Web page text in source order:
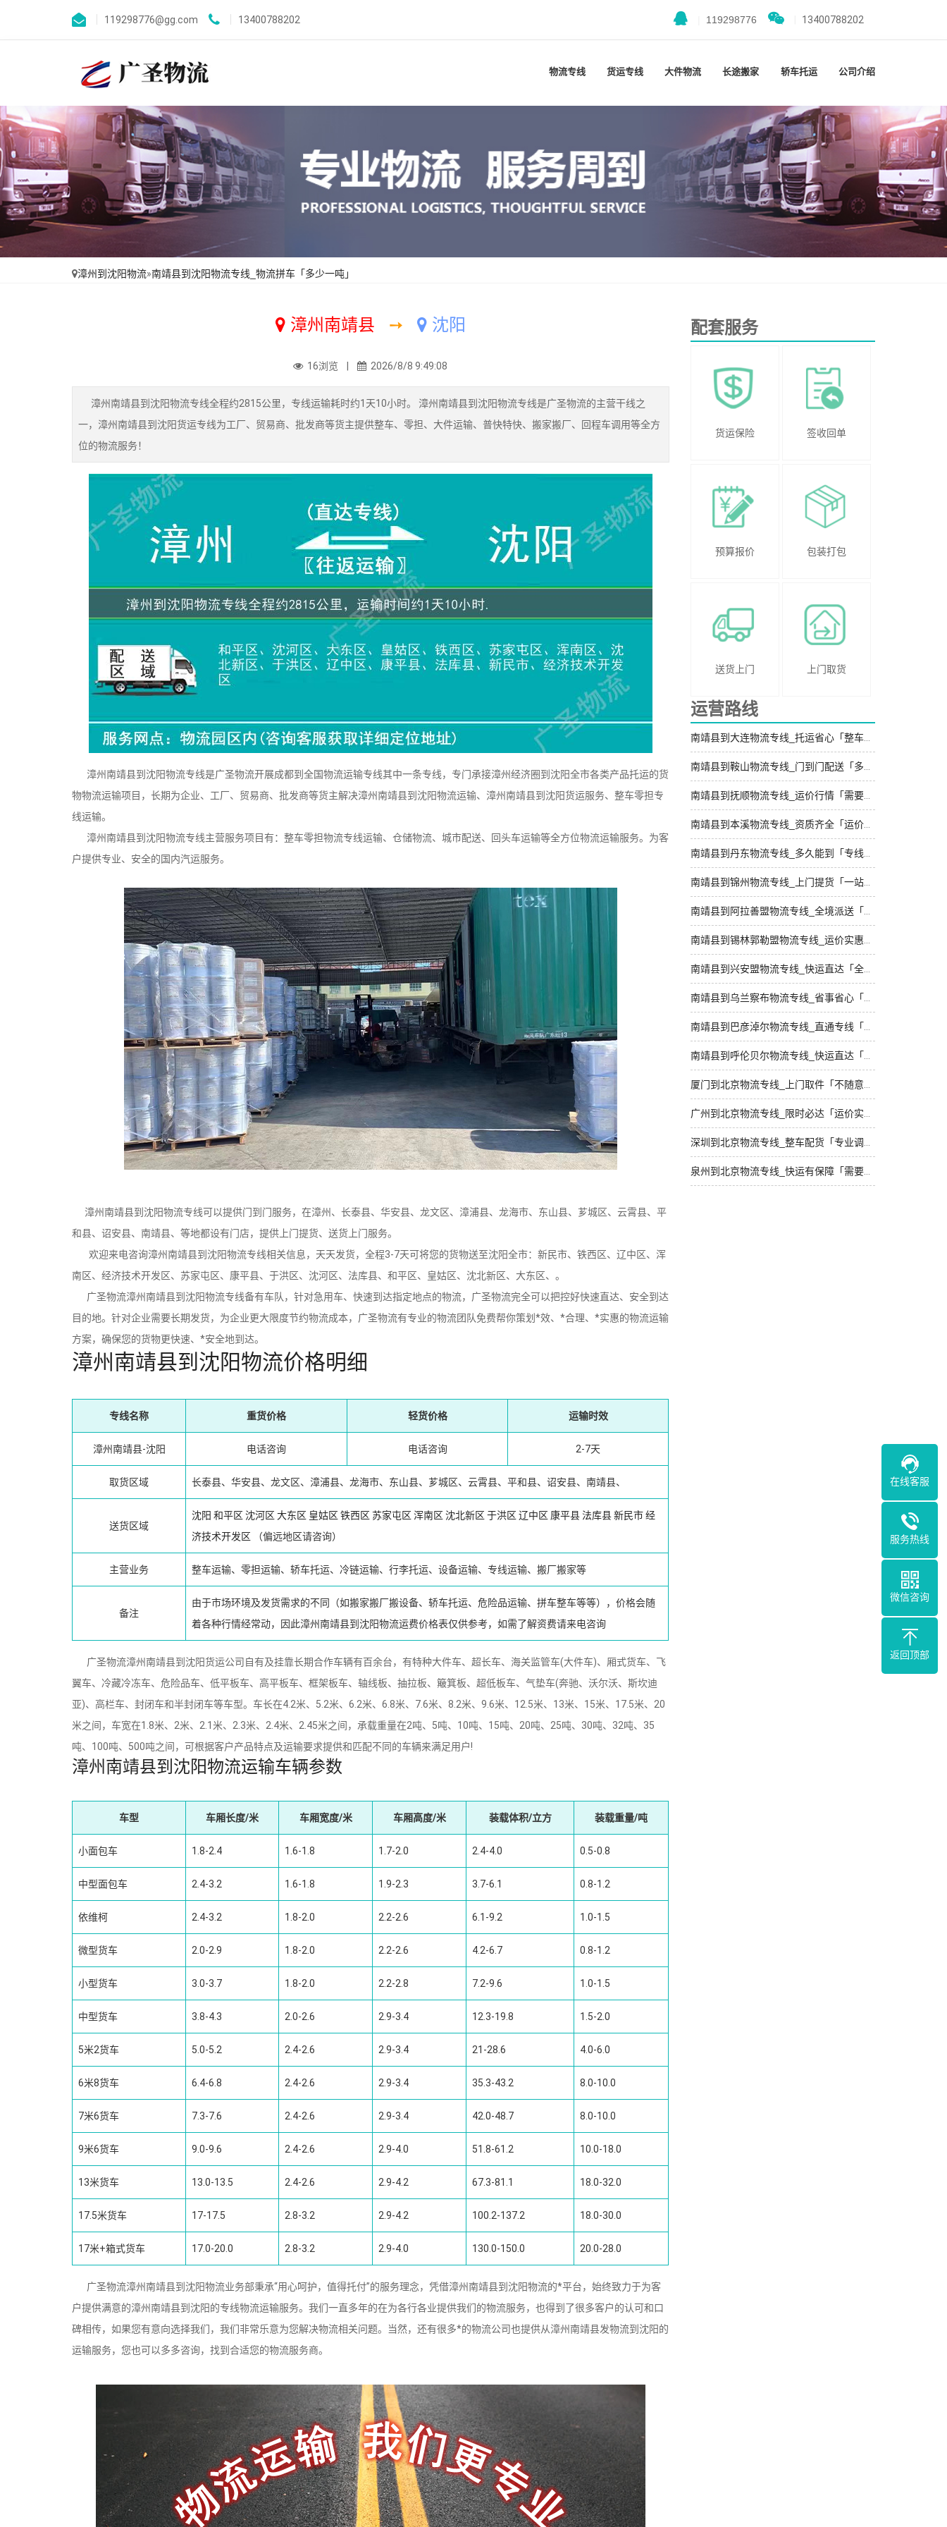
119298776@gg.com 13400788202 119298776 13400788202
物流专线 货运专线 大件物流 长途搬家 轿车托运 公司介绍
漳州到沈阳物流»南靖县到沈阳物流专线_物流拼车「多少一吨」
漳州南靖县 ➙ 沈阳
16浏览 | 2026/8/8 9:49:08
漳州南靖县到沈阳物流专线全程约2815公里，专线运输耗时约1天10小时。 漳州南靖县到沈阳物流专线是广圣物流的主营干线之
一，漳州南靖县到沈阳货运专线为工厂、贸易商、批发商等货主提供整车、零担、大件运输、普快特快、搬家搬厂、回程车调用等全方
位的物流服务！
漳州南靖县到沈阳物流专线是广圣物流开展成都到全国物流运输专线其中一条专线，专门承接漳州经济圈到沈阳全市各类产品托运的货
物物流运输项目，长期为企业、工厂、贸易商、批发商等货主解决漳州南靖县到沈阳物流运输、漳州南靖县到沈阳货运服务、整车零担专
线运输。
漳州南靖县到沈阳物流专线主营服务项目有：整车零担物流专线运输、仓储物流、城市配送、回头车运输等全方位物流运输服务。为客
户提供专业、安全的国内汽运服务。
漳州南靖县到沈阳物流专线可以提供门到门服务，在漳州、长泰县、华安县、龙文区、漳浦县、龙海市、东山县、芗城区、云霄县、平
和县、诏安县、南靖县、等地都设有门店，提供上门提货、送货上门服务。
欢迎来电咨询漳州南靖县到沈阳物流专线相关信息，天天发货，全程3-7天可将您的货物送至沈阳全市：新民市、铁西区、辽中区、浑
南区、经济技术开发区、苏家屯区、康平县、于洪区、沈河区、法库县、和平区、皇姑区、沈北新区、大东区、。
广圣物流漳州南靖县到沈阳物流专线备有车队，针对急用车、快速到达指定地点的物流，广圣物流完全可以把控好快速直达、安全到达
目的地。针对企业需要长期发货，为企业更大限度节约物流成本，广圣物流有专业的物流团队免费帮你策划*效、*合理、*实惠的物流运输
方案，确保您的货物更快速、*安全地到达。
漳州南靖县到沈阳物流价格明细
专线名称 重货价格 轻货价格 运输时效
漳州南靖县-沈阳 电话咨询 电话咨询 2-7天
取货区域 长泰县、华安县、龙文区、漳浦县、龙海市、东山县、芗城区、云霄县、平和县、诏安县、南靖县、
送货区域
沈阳 和平区 沈河区 大东区 皇姑区 铁西区 苏家屯区 浑南区 沈北新区 于洪区 辽中区 康平县 法库县新民市经
济技术开发区 （偏远地区请咨询）
主营业务 整车运输、零担运输、轿车托运、冷链运输、行李托运、设备运输、专线运输、搬厂搬家等
备注
由于市场环境及发货需求的不同（如搬家搬厂搬设备、轿车托运、危险品运输、拼车整车等等），价格会随
着各种行情经常动，因此漳州南靖县到沈阳物流运费价格表仅供参考，如需了解资费请来电咨询
广圣物流漳州南靖县到沈阳货运公司自有及挂靠长期合作车辆有百余台，有特种大件车、超长车、海关监管车(大件车)、厢式货车、飞
翼车、冷藏冷冻车、危险品车、低平板车、高平板车、框架板车、轴线板、抽拉板、簸箕板、超低板车、气垫车(奔驰、沃尔沃、斯坎迪
亚)、高栏车、封闭车和半封闭车等车型。车长在4.2米、5.2米、6.2米、6.8米、7.6米、8.2米、9.6米、12.5米、13米、15米、17.5米、20
米之间，车宽在1.8米、2米、2.1米、2.3米、2.4米、2.45米之间，承载重量在2吨、5吨、10吨、15吨、20吨、25吨、30吨、32吨、35
吨、100吨、500吨之间，可根据客户产品特点及运输要求提供和匹配不同的车辆来满足用户!
漳州南靖县到沈阳物流运输车辆参数
车型 车厢长度/米 车厢宽度/米 车厢高度/米 装载体积/立方 装载重量/吨
小面包车 1.8-2.4 1.6-1.8 1.7-2.0 2.4-4.0 0.5-0.8
中型面包车 2.4-3.2 1.6-1.8 1.9-2.3 3.7-6.1 0.8-1.2
依维柯 2.4-3.2 1.8-2.0 2.2-2.6 6.1-9.2 1.0-1.5
微型货车 2.0-2.9 1.8-2.0 2.2-2.6 4.2-6.7 0.8-1.2
小型货车 3.0-3.7 1.8-2.0 2.2-2.8 7.2-9.6 1.0-1.5
中型货车 3.8-4.3 2.0-2.6 2.9-3.4 12.3-19.8 1.5-2.0
5米2货车 5.0-5.2 2.4-2.6 2.9-3.4 21-28.6 4.0-6.0
6米8货车 6.4-6.8 2.4-2.6 2.9-3.4 35.3-43.2 8.0-10.0
7米6货车 7.3-7.6 2.4-2.6 2.9-3.4 42.0-48.7 8.0-10.0
9米6货车 9.0-9.6 2.4-2.6 2.9-4.0 51.8-61.2 10.0-18.0
13米货车 13.0-13.5 2.4-2.6 2.9-4.2 67.3-81.1 18.0-32.0
17.5米货车 17-17.5 2.8-3.2 2.9-4.2 100.2-137.2 18.0-30.0
17米+箱式货车 17.0-20.0 2.8-3.2 2.9-4.0 130.0-150.0 20.0-28.0
广圣物流漳州南靖县到沈阳物流业务部秉承“用心呵护，值得托付”的服务理念，凭借漳州南靖县到沈阳物流的*平台，始终致力于为客
户提供满意的漳州南靖县到沈阳的专线物流运输服务。我们一直多年的在为各行各业提供我们的物流服务，也得到了很多客户的认可和口
碑相传，如果您有意向选择我们，我们非常乐意为您解决物流相关问题。当然，还有很多*的物流公司也提供从漳州南靖县发物流到沈阳的
运输服务，您也可以多多咨询，找到合适您的物流服务商。
配套服务
货运保险 签收回单
预算报价 包装打包
送货上门 上门取货
运营路线
南靖县到大连物流专线_托运省心「整车配货」
南靖县到鞍山物流专线_门到门配送「多少公里」
南靖县到抚顺物流专线_运价行情「需要几天」
南靖县到本溪物流专线_资质齐全「运价实惠」
南靖县到丹东物流专线_多久能到「专线直达」
南靖县到锦州物流专线_上门提货「一站直达」
南靖县到阿拉善盟物流专线_全境派送「直达不中转」
南靖县到锡林郭勒盟物流专线_运价实惠「托运放心」
南靖县到兴安盟物流专线_快运直达「全程定位」
南靖县到乌兰察布物流专线_省事省心「需要几天」
南靖县到巴彦淖尔物流专线_直通专线「托运放心」
南靖县到呼伦贝尔物流专线_快运直达「损坏理赔」
厦门到北京物流专线_上门取件「不随意加价」
广州到北京物流专线_限时必达「运价实惠」
深圳到北京物流专线_整车配货「专业调车」
泉州到北京物流专线_快运有保障「需要几天」
在线客服
服务热线
微信咨询
返回顶部